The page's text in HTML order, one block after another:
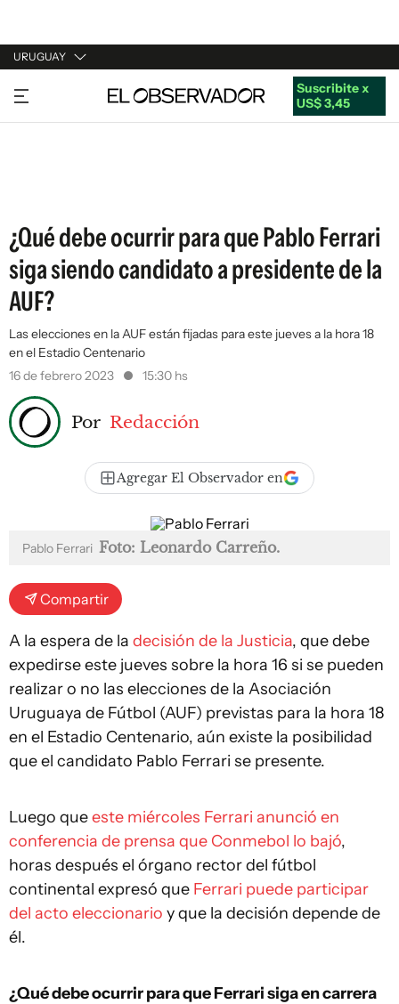
URUGUAY
URUGUAY
ARGENTINA
Suscribite x
US$ 3,45
¿Qué debe ocurrir para que Pablo Ferrari
siga siendo candidato a presidente de la
AUF?
Las elecciones en la AUF están fijadas para este jueves a la hora 18
en el Estadio Centenario
16 de febrero 2023
15:30 hs
Por Redacción
Agregar El Observador en
Pablo Ferrari Foto: Leonardo Carreño.
Compartir
A la espera de la decisión de la Justicia, que debe
expedirse este jueves sobre la hora 16 si se pueden
realizar o no las elecciones de la Asociación
Uruguaya de Fútbol (AUF) previstas para la hora 18
en el Estadio Centenario, aún existe la posibilidad
que el candidato Pablo Ferrari se presente.
Luego queeste miércoles Ferrari anunció en
conferencia de prensa que Conmebol lo bajó,
horas después el órgano rector del fútbol
continental expresó que Ferrari puede participar
del acto eleccionario y que la decisión depende de
él.
¿Qué debe ocurrir para que Ferrari siga en carrera